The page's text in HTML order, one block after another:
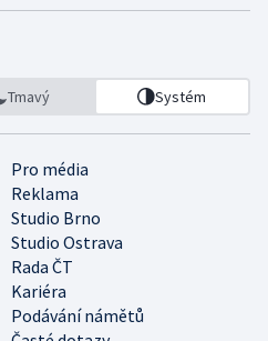
Tmavý Systém
Pro média
Reklama
Studio Brno
Studio Ostrava
Rada ČT
Kariéra
Podávání námětů